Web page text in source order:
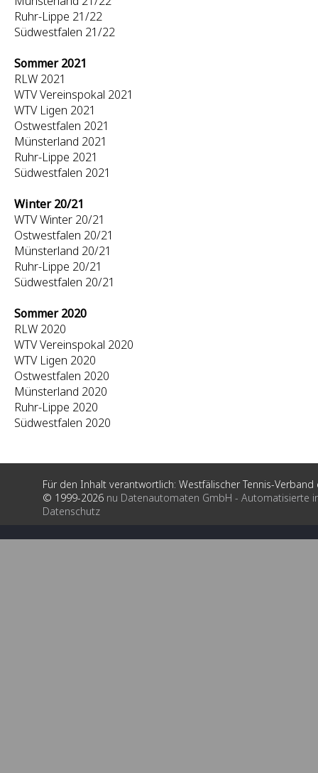
Ruhr-Lippe 21/22
Südwestfalen 21/22
Sommer 2021
RLW 2021
WTV Vereinspokal 2021
WTV Ligen 2021
Ostwestfalen 2021
Münsterland 2021
Ruhr-Lippe 2021
Südwestfalen 2021
Winter 20/21
WTV Winter 20/21
Ostwestfalen 20/21
Münsterland 20/21
Ruhr-Lippe 20/21
Südwestfalen 20/21
Sommer 2020
RLW 2020
WTV Vereinspokal 2020
WTV Ligen 2020
Ostwestfalen 2020
Münsterland 2020
Ruhr-Lippe 2020
Südwestfalen 2020
Für den Inhalt verantwortlich: Westfälischer Tennis-Verband
© 1999-2026 nu Datenautomaten GmbH - Automatisierte
Datenschutz